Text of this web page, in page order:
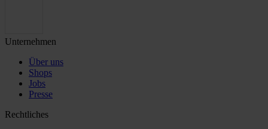
Unternehmen
Über uns
Shops
Jobs
Presse
Rechtliches